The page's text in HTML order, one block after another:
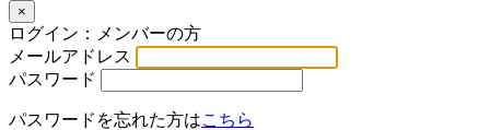
×
ログイン：メンバーの方
メールアドレス
パスワード
パスワードを忘れた方はこちら